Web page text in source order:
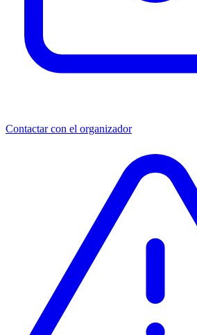
Contactar con el organizador